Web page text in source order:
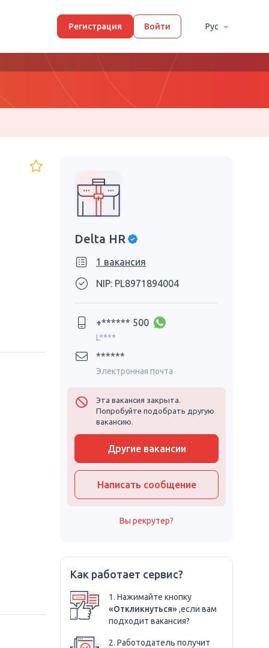
Регистрация Войти Рус
Delta HR
1 вакансия
NIP: PL8971894004
+****** 500
L****
******
Электронная почта
Эта вакансия закрыта.
Попробуйте подобрать другую
вакансию.
Другие вакансии
Написать сообщение
Вы рекрутер?
Как работает сервис?
1. Нажимайте кнопку
«Откликнуться»,если вам
подходит вакансия?
2. Работодатель получит